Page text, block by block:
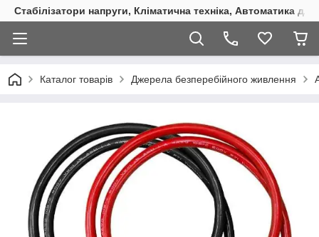
Стабілізатори напруги, Кліматична техніка, Автоматика
Каталог товарів Джерела безперебійного живлення